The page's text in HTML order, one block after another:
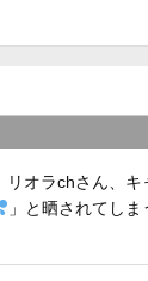
リオラchさん、
」と晒されてしま